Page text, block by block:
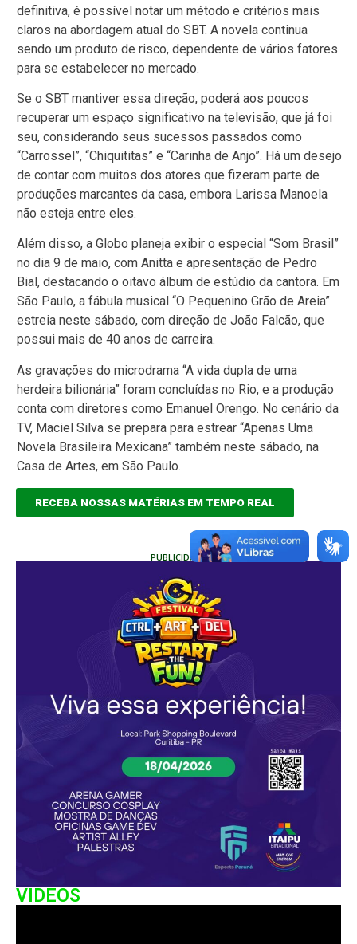
definitiva, é possível notar um método e critérios mais
claros na abordagem atual do SBT. A novela continua
sendo um produto de risco, dependente de vários fatores
para se estabelecer no mercado.
Se o SBT mantiver essa direção, poderá aos poucos
recuperar um espaço significativo na televisão, que já foi
seu, considerando seus sucessos passados como
“Carrossel”, “Chiquititas” e “Carinha de Anjo”. Há um desejo
de contar com muitos dos atores que fizeram parte de
produções marcantes da casa, embora Larissa Manoela
não esteja entre eles.
Além disso, a Globo planeja exibir o especial “Som Brasil”
no dia 9 de maio, com Anitta e apresentação de Pedro
Bial, destacando o oitavo álbum de estúdio da cantora. Em
São Paulo, a fábula musical “O Pequenino Grão de Areia”
estreia neste sábado, com direção de João Falcão, que
possui mais de 40 anos de carreira.
As gravações do microdrama “A vida dupla de uma
herdeira bilionária” foram concluídas no Rio, e a produção
conta com diretores como Emanuel Orengo. No cenário da
TV, Maciel Silva se prepara para estrear “Apenas Uma
Novela Brasileira Mexicana” também neste sábado, na
Casa de Artes, em São Paulo.
RECEBA NOSSAS MATÉRIAS EM TEMPO REAL
PUBLICIDADE
VIDEOS